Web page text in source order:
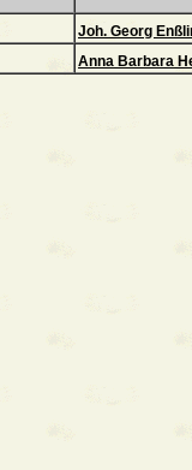
Joh. Georg
Anna Barbara